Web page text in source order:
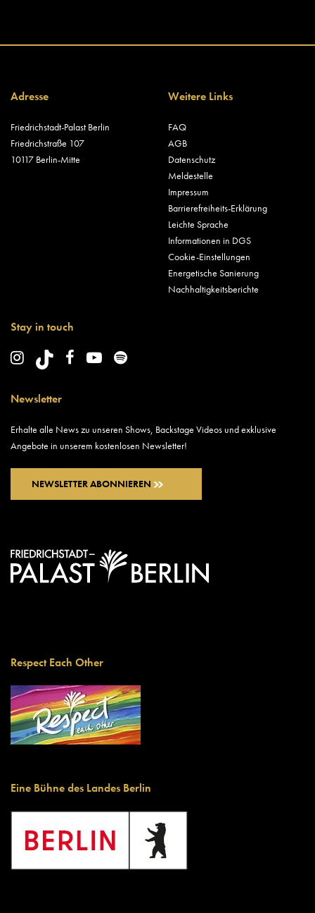
Adresse
Friedrichstadt-Palast Berlin
Friedrichstraße 107
10117 Berlin-Mitte
Weitere Links
FAQ
AGB
Datenschutz
Meldestelle
Impressum
Barrierefreiheits-Erklärung
Leichte Sprache
Informationen in DGS
Cookie-Einstellungen
Energetische Sanierung
Nachhaltigkeitsberichte
Stay in touch
Newsletter
Erhalte alle News zu unseren Shows, Backstage Videos und exklusive
Angebote in unserem kostenlosen Newsletter!
NEWSLETTER ABONNIEREN
Respect Each Other
Eine Bühne des Landes Berlin